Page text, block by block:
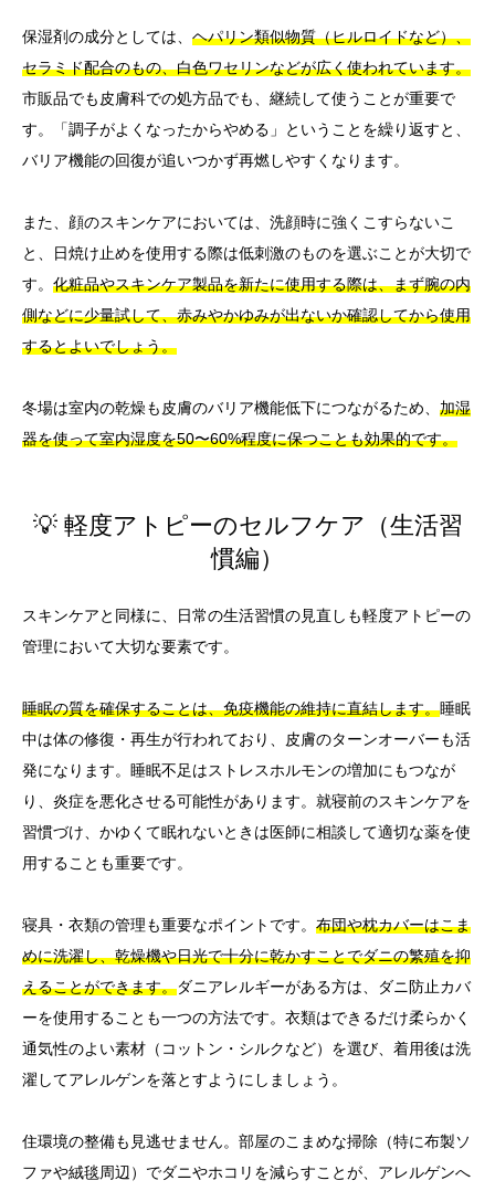
保湿剤の成分としては、 ヘパリン類似物質（ヒルロイドなど）、
セラミド配合のもの、白色ワセリンなどが広く使われています。
市販品でも皮膚科での処方品でも、継続して使うことが重要で
す。「調子がよくなったからやめる」ということを繰り返すと、
バリア機能の回復が追いつかず再燃しやすくなります。
また、顔のスキンケアにおいては、洗顔時に強くこすらないこ
と、日焼け止めを使用する際は低刺激のものを選ぶことが大切で
す。 化粧品やスキンケア製品を新たに使用する際は、まず腕の内
側などに少量試して、赤みやかゆみが出ないか確認してから使用
するとよいでしょう。
冬場は室内の乾燥も皮膚のバリア機能低下につながるため、 加湿
器を使って室内湿度を50〜60%程度に保つことも効果的です。
💡 軽度アトピーのセルフケア（生活習
慣編）
スキンケアと同様に、日常の生活習慣の見直しも軽度アトピーの
管理において大切な要素です。
睡眠の質を確保することは、免疫機能の維持に直結します。睡眠
中は体の修復・再生が行われており、皮膚のターンオーバーも活
発になります。睡眠不足はストレスホルモンの増加にもつなが
り、炎症を悪化させる可能性があります。就寝前のスキンケアを
習慣づけ、かゆくて眠れないときは医師に相談して適切な薬を使
用することも重要です。
寝具・衣類の管理も重要なポイントです。 布団や枕カバーはこま
めに洗濯し、乾燥機や日光で十分に乾かすことでダニの繁殖を抑
えることができます。ダニアレルギーがある方は、ダニ防止カバ
ーを使用することも一つの方法です。衣類はできるだけ柔らかく
通気性のよい素材（コットン・シルクなど）を選び、着用後は洗
濯してアレルゲンを落とすようにしましょう。
住環境の整備も見逃せません。部屋のこまめな掃除（特に布製ソ
ファや絨毯周辺）でダニやホコリを減らすことが、アレルゲンへ